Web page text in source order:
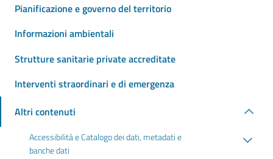
Pianificazione e governo del territorio
Informazioni ambientali
Strutture sanitarie private accreditate
Interventi straordinari e di emergenza
Altri contenuti
Accessibilità e Catalogo dei dati, metadati e
banche dati